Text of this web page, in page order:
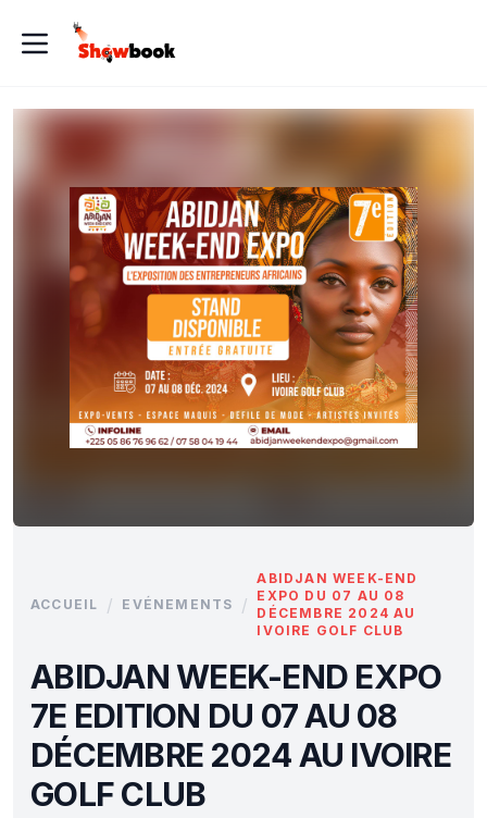
ACCUEIL / EVÉNEMENTS /
ABIDJAN WEEK-END
EXPO DU 07 AU 08
DÉCEMBRE 2024 AU
IVOIRE GOLF CLUB
ABIDJAN WEEK-END EXPO
7E EDITION DU 07 AU 08
DÉCEMBRE 2024 AU IVOIRE
GOLF CLUB